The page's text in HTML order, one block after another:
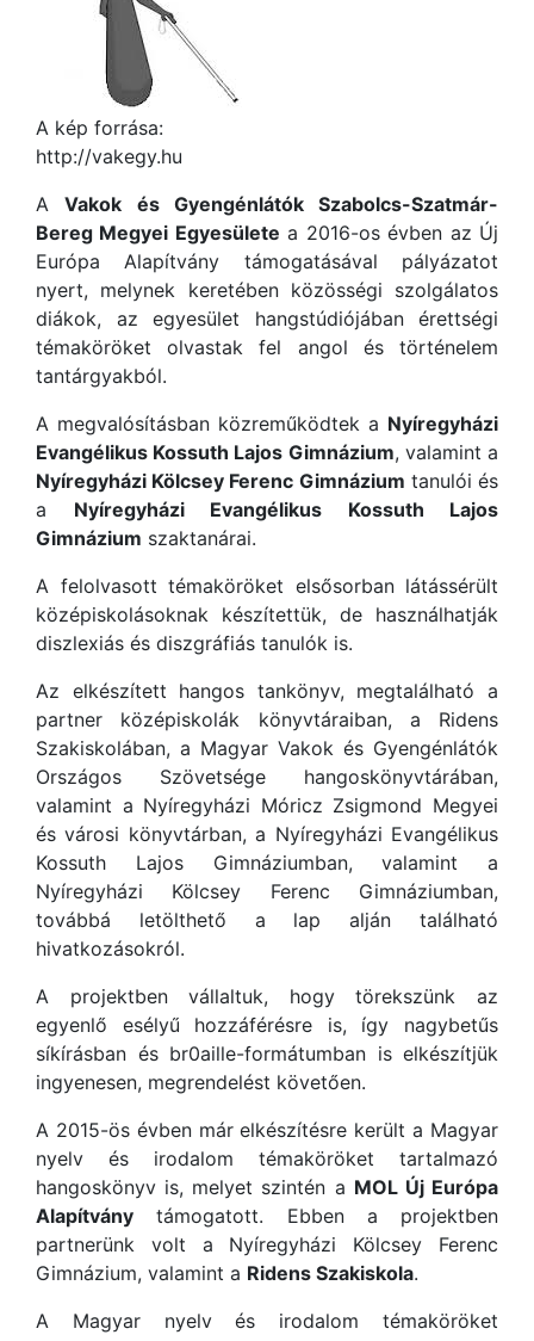
A kép forrása:
http://vakegy.hu
AVakok és Gyengénlátók Szabolcs-Szatmár-
Bereg Megyei Egyesülete a 2016-os évben az Új
Európa Alapítvány támogatásával pályázatot
nyert, melynek keretében közösségi szolgálatos
diákok, az egyesület hangstúdiójában érettségi
témaköröket olvastak fel angol és történelem
tantárgyakból.
A megvalósításban közreműködtek a Nyíregyházi
Evangélikus Kossuth Lajos Gimnázium, valamint a
Nyíregyházi Kölcsey Ferenc Gimnázium tanulói és
a Nyíregyházi Evangélikus Kossuth Lajos
Gimnázium szaktanárai.
A felolvasott témaköröket elsősorban látássérült
középiskolásoknak készítettük, de használhatják
diszlexiás és diszgráfiás tanulók is.
Az elkészített hangos tankönyv, megtalálható a
partner középiskolák könyvtáraiban, a Ridens
Szakiskolában, a Magyar Vakok és Gyengénlátók
Országos Szövetsége hangoskönyvtárában,
valamint a Nyíregyházi Móricz Zsigmond Megyei
és városi könyvtárban, a Nyíregyházi Evangélikus
Kossuth Lajos Gimnáziumban, valamint a
Nyíregyházi Kölcsey Ferenc Gimnáziumban,
továbbá letölthető a lap alján található
hivatkozásokról.
A projektben vállaltuk, hogy törekszünk az
egyenlő esélyű hozzáférésre is, így nagybetűs
síkírásban és br0aille-formátumban is elkészítjük
ingyenesen, megrendelést követően.
A 2015-ös évben már elkészítésre került a Magyar
nyelv és irodalom témaköröket tartalmazó
hangoskönyv is, melyet szintén a MOL Új Európa
Alapítvány támogatott. Ebben a projektben
partnerünk volt a Nyíregyházi Kölcsey Ferenc
Gimnázium, valamint a Ridens Szakiskola.
A Magyar nyelv és irodalom témaköröket